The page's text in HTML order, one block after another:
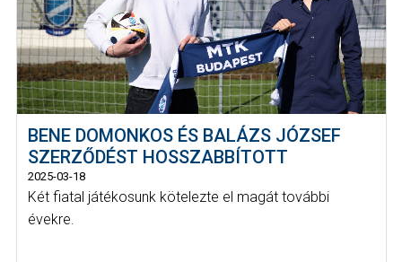
BENE DOMONKOS ÉS BALÁZS JÓZSEF
SZERZŐDÉST HOSSZABBÍTOTT
2025-03-18
Két fiatal játékosunk kötelezte el magát további
évekre.